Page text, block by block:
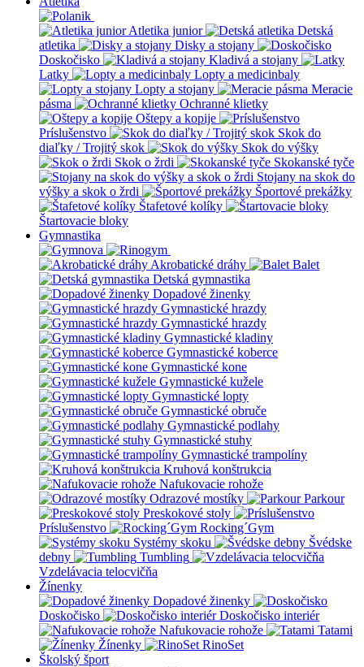
Atletika junior
Detská
atletika
Disky a stojany
Doskočisko
Kladivá a stojany
Latky
Lopty a medicinbaly
Lopty a stojany
Meracie
pásma
Ochranné klietky
Oštepy a kopije
Príslušenstvo
Skok do
diaľky / Trojitý skok
Skok do výšky
Skok o žrdi
Skokanské tyče
Stojany na skok do
výšky a skok o žrdi
Športové prekážky
Štafetové kolíky
Štartovacie bloky
Gymnastika
Akrobatické dráhy
Balet
Detská gymnastika
Dopadové žinenky
Gymnastické hrazdy
Gymnastické hrazdy
Gymnastické kladiny
Gymnastické koberce
Gymnastické kone
Gymnastické kužele
Gymnastické lopty
Gymnastické obruče
Gymnastické podlahy
Gymnastické stuhy
Gymnastické trampolíny
Kruhová konštrukcia
Nafukovacie rohože
Odrazové mostíky
Parkour
Preskokové stoly
Príslušenstvo
Rocking´Gym
Systémy skoku
Švédske
debny
Tumbling
Vzdelávacia telocvičňa
Žínenky
Dopadové žinenky
Doskočisko
Doskočisko interiér
Nafukovacie rohože
Tatami
Žínenky
RinoSet
Školský šport